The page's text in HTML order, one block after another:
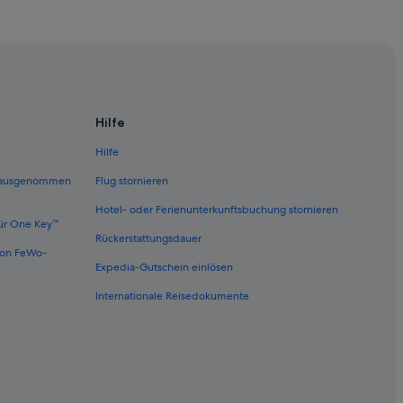
One Key™
FeWo-
Hilfe
Hilfe
Flug stornieren
Hotel- oder Ferienunterkunftsbuchung stornieren
Rückerstattungsdauer
Expedia-Gutschein einlösen
Internationale Reisedokumente